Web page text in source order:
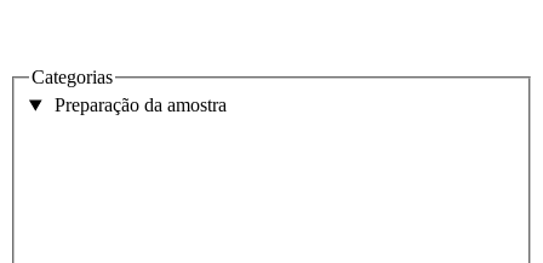
Categorias
Preparação da amostra